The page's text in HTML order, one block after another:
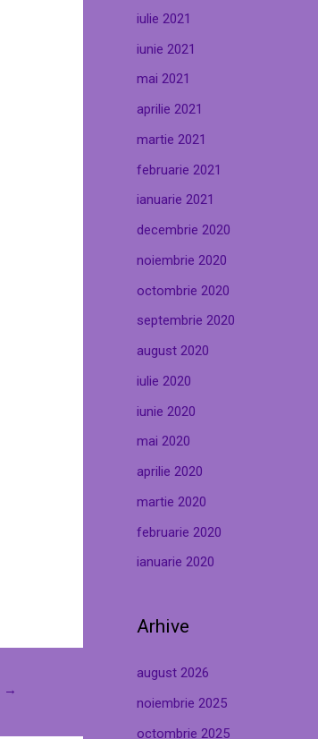
→
iulie 2021
iunie 2021
mai 2021
aprilie 2021
martie 2021
februarie 2021
ianuarie 2021
decembrie 2020
noiembrie 2020
octombrie 2020
septembrie 2020
august 2020
iulie 2020
iunie 2020
mai 2020
aprilie 2020
martie 2020
februarie 2020
ianuarie 2020
Arhive
august 2026
noiembrie 2025
octombrie 2025